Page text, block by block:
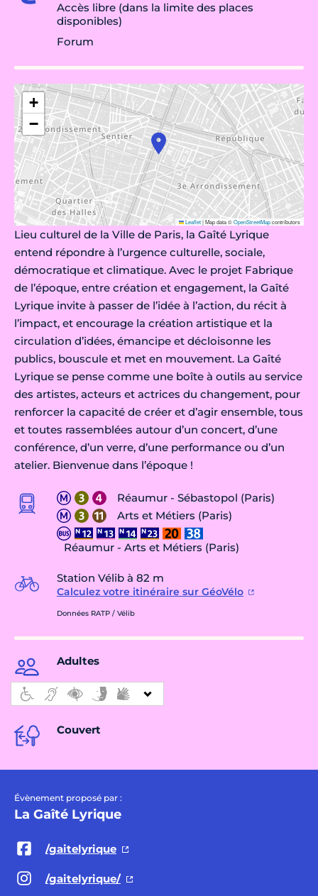
Accès libre (dans la limite des places
disponibles)
Forum
+
−
Leaflet|Map data ©OpenStreetMapcontributors
Lieu culturel de la Ville de Paris, la Gaîté Lyrique
entend répondre à l’urgence culturelle, sociale,
démocratique et climatique. Avec le projet Fabrique
de l’époque, entre création et engagement, la Gaîté
Lyrique invite à passer de l’idée à l’action, du récit à
l’impact, et encourage la création artistique et la
circulation d’idées, émancipe et décloisonne les
publics, bouscule et met en mouvement. La Gaîté
Lyrique se pense comme une boîte à outils au service
des artistes, acteurs et actrices du changement, pour
renforcer la capacité de créer et d’agir ensemble, tous
et toutes rassemblées autour d’un concert, d’une
conférence, d’un verre, d’une performance ou d’un
atelier. Bienvenue dans l’époque !
Réaumur - Sébastopol (Paris)
Arts et Métiers (Paris)
Réaumur - Arts et Métiers (Paris)
Station Vélib à 82 m
Calculez votre itinéraire sur GéoVélo
Données RATP / Vélib
Adultes
Couvert
Évènement proposé par :
La Gaîté Lyrique
/gaitelyrique
/gaitelyrique/